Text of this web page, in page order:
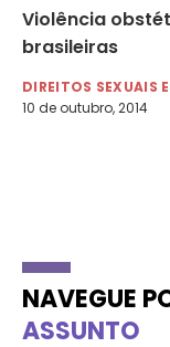
Violência
brasileiras
DIREITOS SEXUAIS
10 de outubro, 2014
NAVEGUE
ASSUNTO